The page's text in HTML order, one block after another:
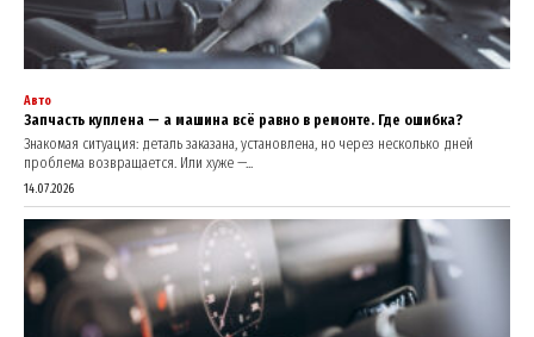
Авто
Запчасть куплена — а машина всё равно в ремонте. Где ошибка?
Знакомая ситуация: деталь заказана, установлена, но через несколько дней
проблема возвращается. Или хуже —...
14.07.2026